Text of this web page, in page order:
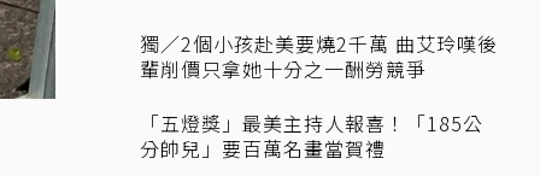
獨／2個小孩赴美要燒2千萬 曲艾玲嘆後
輩削價只拿她十分之一酬勞競爭
「五燈獎」最美主持人報喜！「185公
分帥兒」要百萬名畫當賀禮